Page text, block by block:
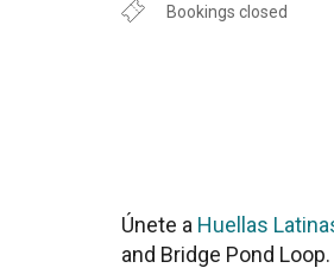
Bookings closed
Únete a Huellas
and Bridge Pond Loop